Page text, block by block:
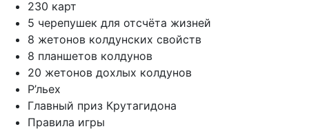
230 карт
5 черепушек для отсчёта жизней
8 жетонов колдунских свойств
8 планшетов колдунов
20 жетонов дохлых колдунов
Р’льех
Главный приз Крутагидона
Правила игры